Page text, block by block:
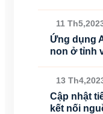
11
Ứng dụng
non ở tỉnh
13
Cập nhật
kết nối